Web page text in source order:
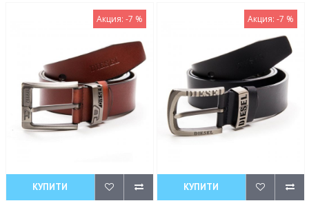
Акция: -7 %
КУПИТИ
Акция: -7 %
КУПИТИ